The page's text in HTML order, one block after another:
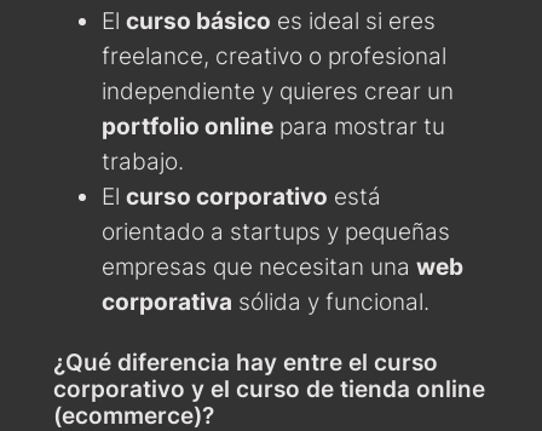
El curso básico es ideal si eres
freelance, creativo o profesional
independiente y quieres crear un
portfolio onlinepara mostrar tu
trabajo.
El curso corporativo está
orientado a startups y pequeñas
empresas que necesitan una web
corporativa sólida y funcional.
¿Qué diferencia hay entre el curso
corporativo y el curso de tienda online
(ecommerce)?